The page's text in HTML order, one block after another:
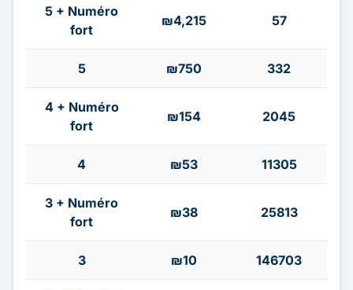
5 + Numéro
fort
₪4,215 57
5 ₪750 332
4 + Numéro
fort
₪154 2045
4 ₪53 11305
3 + Numéro
fort
₪38 25813
3 ₪10 146703